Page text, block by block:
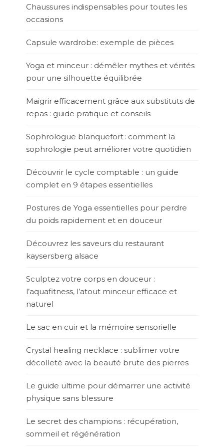
Chaussures indispensables pour toutes les
occasions
Capsule wardrobe: exemple de pièces
Yoga et minceur : démêler mythes et vérités
pour une silhouette équilibrée
Maigrir efficacement grâce aux substituts de
repas : guide pratique et conseils
Sophrologue blanquefort : comment la
sophrologie peut améliorer votre quotidien
Découvrir le cycle comptable : un guide
complet en 9 étapes essentielles
Postures de Yoga essentielles pour perdre
du poids rapidement et en douceur
Découvrez les saveurs du restaurant
kaysersberg alsace
Sculptez votre corps en douceur :
l’aquafitness, l’atout minceur efficace et
naturel
Le sac en cuir et la mémoire sensorielle
Crystal healing necklace : sublimer votre
décolleté avec la beauté brute des pierres
Le guide ultime pour démarrer une activité
physique sans blessure
Le secret des champions : récupération,
sommeil et régénération